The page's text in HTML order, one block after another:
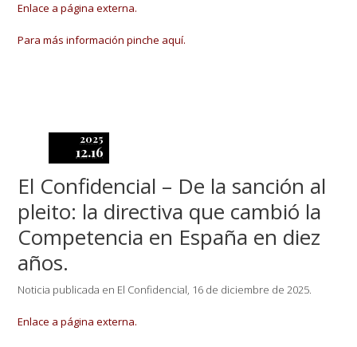
Enlace a página externa.
Para más información pinche aquí.
2025
12.16
El Confidencial – De la sanción al
pleito: la directiva que cambió la
Competencia en España en diez
años.
Noticia publicada en El Confidencial, 16 de diciembre de 2025.
Enlace a página externa.